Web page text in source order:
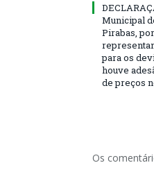
Municipal
Pirabas,
para os
houve
de preços
Os